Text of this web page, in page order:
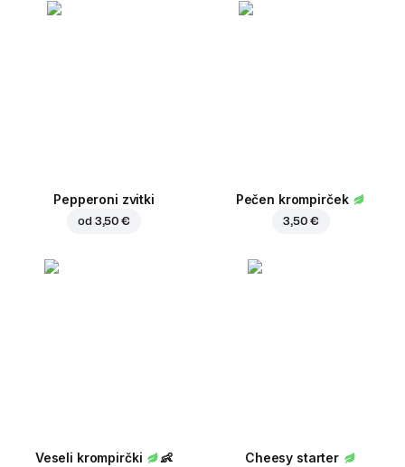
Pepperoni zvitki
od 3,50 €
Pečen krompirček
3,50 €
Veseli krompirčki 👶 Cheesy starter